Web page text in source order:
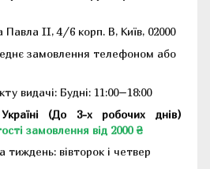
Павла II, 4/6 корп. В, Київ, 02000
замовлення телефоном або
видачі: Будні: 11:00–18:00
(До 3-х робочих днів)
замовлення від 2000 ₴
тиждень: вівторок і четвер